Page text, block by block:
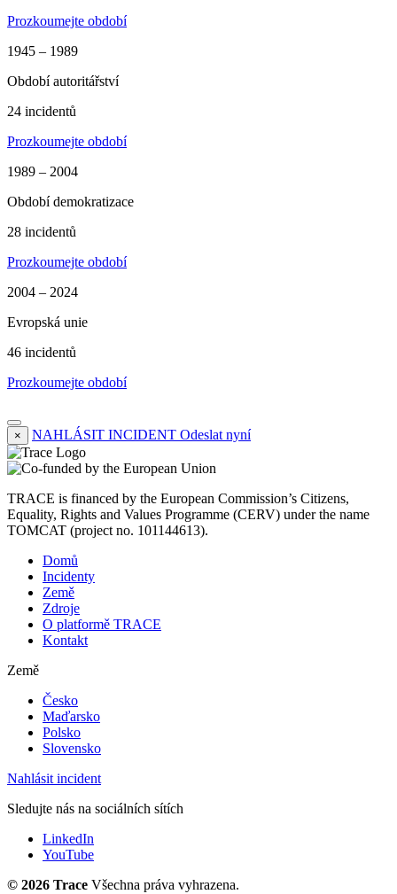
Prozkoumejte období
1945 – 1989
Období autoritářství
24 incidentů
Prozkoumejte období
1989 – 2004
Období demokratizace
28 incidentů
Prozkoumejte období
2004 – 2024
Evropská unie
46 incidentů
Prozkoumejte období
× NAHLÁSIT INCIDENT Odeslat nyní
TRACE is financed by the European Commission’s Citizens,
Equality, Rights and Values Programme (CERV) under the name
TOMCAT (project no. 101144613).
Domů
Incidenty
Země
Zdroje
O platformě TRACE
Kontakt
Země
Česko
Maďarsko
Polsko
Slovensko
Nahlásit incident
Sledujte nás na sociálních sítích
LinkedIn
YouTube
© 2026 Trace Všechna práva vyhrazena.